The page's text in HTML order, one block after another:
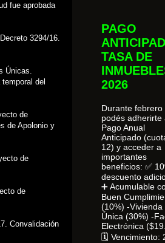
fue aprobada
3294/16.
Únicas.
del
de
de Apolonio y
de
de
Convalidación
PAGO
TASA DE
2026
Durante febrero
podés adherirte
Pago Anual
Anticipado
12) y acceder a
importantes
beneficios: ✅
descuento
➕ Acumulable
Buen
(10%) -Vivienda
Única (30%) -
Electrónica
🗓 Vencimiento: